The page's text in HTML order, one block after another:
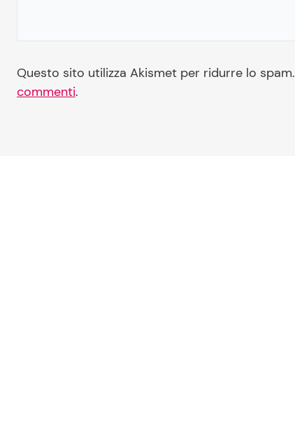
Questo sito utilizza Akismet per ridurre lo spam.
commenti.